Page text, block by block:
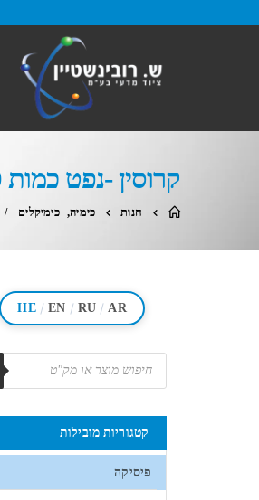
קרוסין -נפט כמות 200 מ”ל
חנות כימיה, כימיקלים
HE / EN / RU / AR
מוצרים
search
קטגוריות מובילות
פיסיקה